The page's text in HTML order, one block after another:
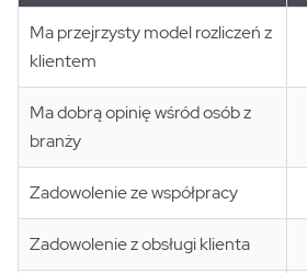
Ma przejrzysty model rozliczeń z
klientem
Ma dobrą opinię wśród osób z
branży
Zadowolenie ze współpracy
Zadowolenie z obsługi klienta